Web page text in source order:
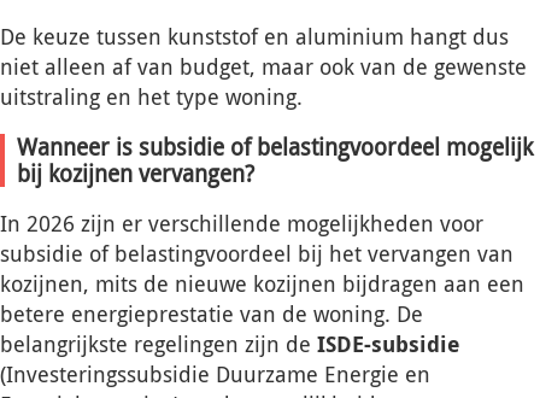
De keuze tussen kunststof en aluminium hangt dus
niet alleen af van budget, maar ook van de gewenste
uitstraling en het type woning.
Wanneer is subsidie of belastingvoordeel mogelijk
bij kozijnen vervangen?
In 2026 zijn er verschillende mogelijkheden voor
subsidie of belastingvoordeel bij het vervangen van
kozijnen, mits de nieuwe kozijnen bijdragen aan een
betere energieprestatie van de woning. De
belangrijkste regelingen zijn de ISDE-subsidie
(Investeringssubsidie Duurzame Energie en